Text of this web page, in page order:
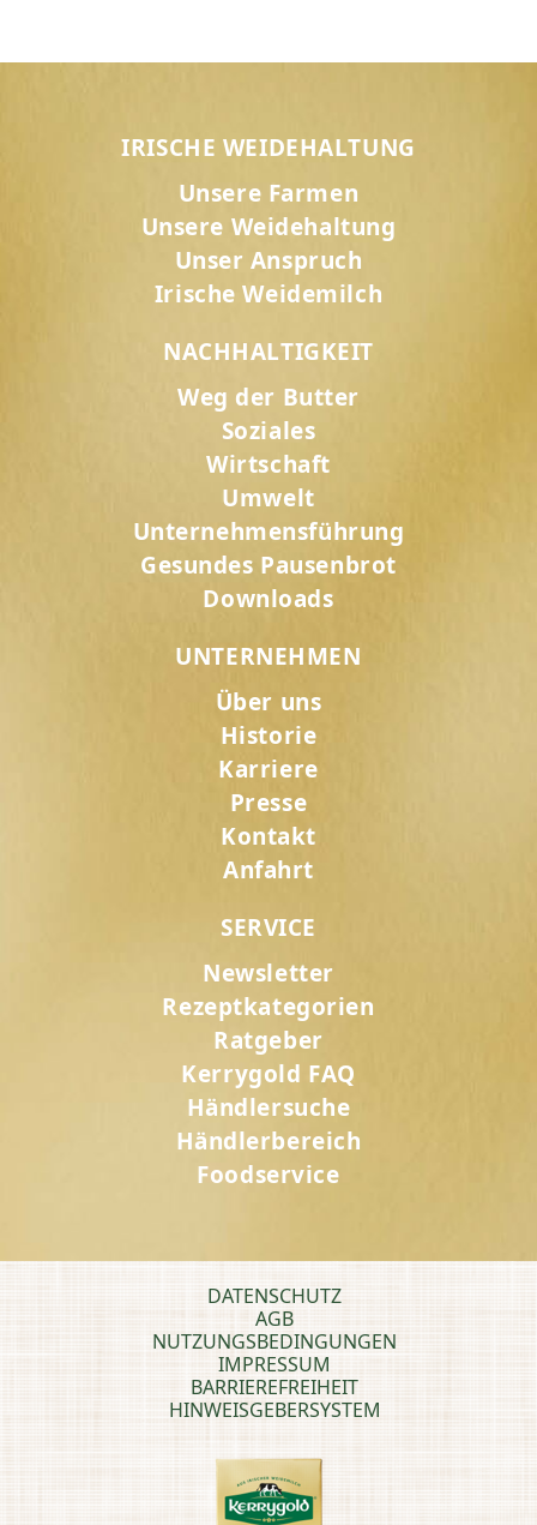
IRISCHE WEIDEHALTUNG
Unsere Farmen
Unsere Weidehaltung
Unser Anspruch
Irische Weidemilch
NACHHALTIGKEIT
Weg der Butter
Soziales
Wirtschaft
Umwelt
Unternehmensführung
Gesundes Pausenbrot
Downloads
UNTERNEHMEN
Über uns
Historie
Karriere
Presse
Kontakt
Anfahrt
SERVICE
Newsletter
Rezeptkategorien
Ratgeber
Kerrygold FAQ
Händlersuche
Händlerbereich
Foodservice
DATENSCHUTZ
AGB
NUTZUNGSBEDINGUNGEN
IMPRESSUM
BARRIEREFREIHEIT
HINWEISGEBERSYSTEM